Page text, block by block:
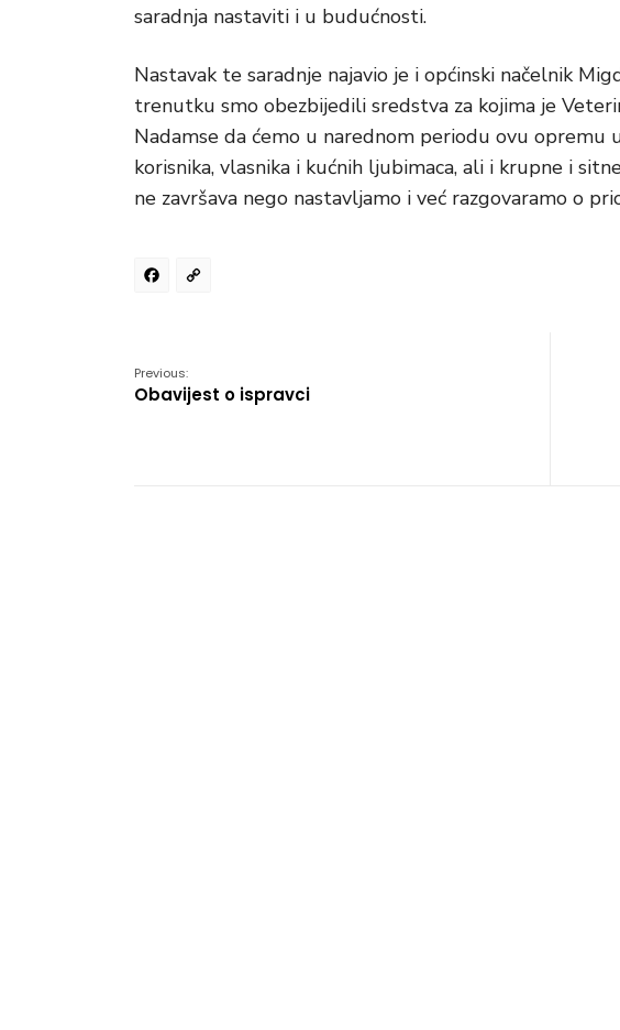
saradnja nastaviti i u budućnosti.
Nastavak te saradnje najavio je i općinski načelnik
trenutku smo obezbijedili sredstva za kojima je
Nadamse da ćemo u narednom periodu ovu opremu
korisnika, vlasnika i kućnih ljubimaca, ali i krupne i
ne završava nego nastavljamo i već razgovaramo o
Facebook
Previous:
Obavijest o ispravci